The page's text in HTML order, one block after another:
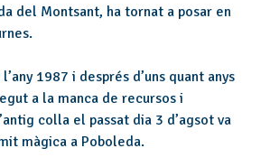
del Montsant, ha tornat a posar en
1987 i després d’uns quant anys
a la manca de recursos i
colla el passat dia 3 d’agsot va
màgica a Poboleda.